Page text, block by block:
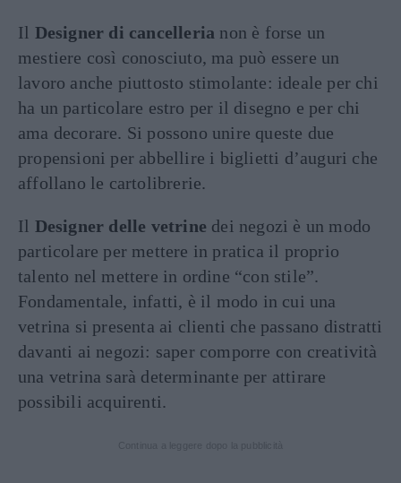
Il Designer di cancelleria non è forse un
mestiere così conosciuto, ma può essere un
lavoro anche piuttosto stimolante: ideale per chi
ha un particolare estro per il disegno e per chi
ama decorare. Si possono unire queste due
propensioni per abbellire i biglietti d’auguri che
affollano le cartolibrerie.
Il Designer delle vetrine dei negozi è un modo
particolare per mettere in pratica il proprio
talento nel mettere in ordine “con stile”.
Fondamentale, infatti, è il modo in cui una
vetrina si presenta ai clienti che passano distratti
davanti ai negozi: saper comporre con creatività
una vetrina sarà determinante per attirare
possibili acquirenti.